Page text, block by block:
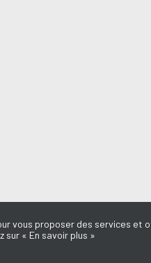
vous proposer des services
« En savoir plus »